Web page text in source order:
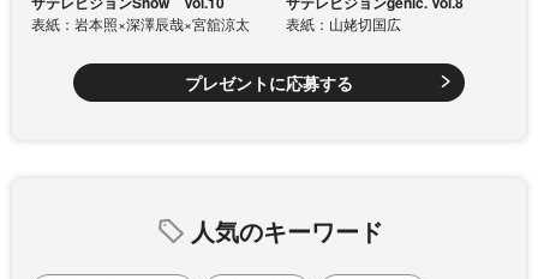
表紙：岩本照×深澤辰哉×宮舘涼太 表紙：山姥切国広
プレゼントに応募する
人気のキーワード